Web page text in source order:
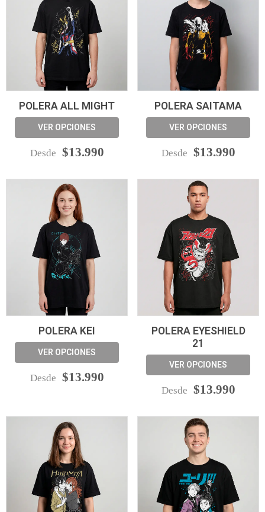
POLERA ALL MIGHT
VER OPCIONES
Desde $13.990
POLERA SAITAMA
VER OPCIONES
Desde $13.990
POLERA KEI
VER OPCIONES
Desde $13.990
POLERA EYESHIELD
21
VER OPCIONES
Desde $13.990